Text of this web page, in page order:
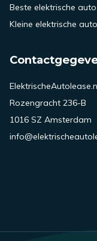
Beste elektrische
Kleine elektrische
Rozengracht 236-B
1016 SZ Amsterdam